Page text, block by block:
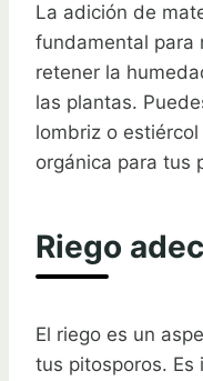
La adición de
fundamental para
retener la
las plantas.
lombriz o
orgánica para tus
Riego
El riego es un
tus pitosporos.